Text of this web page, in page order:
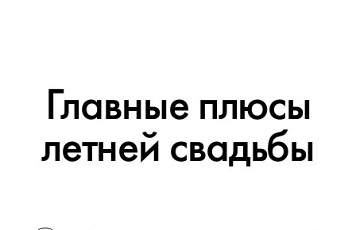
Главные плюсы
летней свадьбы